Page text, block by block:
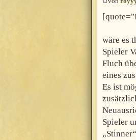
wäre es
Spieler
Fluch
eines
Es ist
Spieler